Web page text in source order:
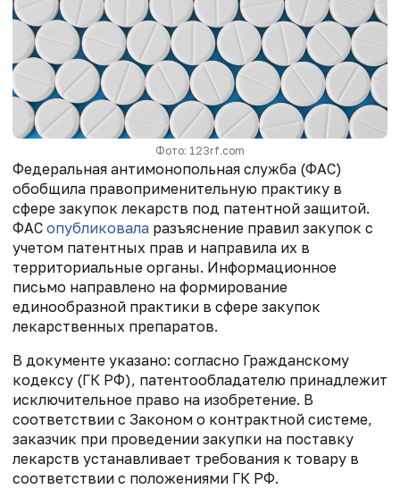
Фото: 123rf.com
Федеральная антимонопольная служба (ФАС)
обобщила правоприменительную практику в
сфере закупок лекарств под патентной защитой.
ФАС опубликовала разъяснение правил закупок с
учетом патентных прав и направила их в
территориальные органы. Информационное
письмо направлено на формирование
единообразной практики в сфере закупок
лекарственных препаратов.
В документе указано: согласно Гражданскому
кодексу (ГК РФ), патентообладателю принадлежит
исключительное право на изобретение. В
соответствии с Законом о контрактной системе,
заказчик при проведении закупки на поставку
лекарств устанавливает требования к товару в
соответствии с положениями ГК РФ.